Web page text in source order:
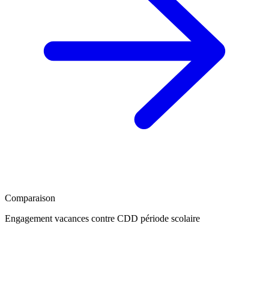
Comparaison
Engagement vacances contre CDD période scolaire